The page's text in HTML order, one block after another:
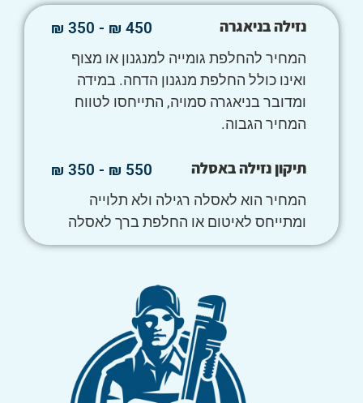
נזילה בניאגרה 450 ₪ - 350 ₪
המחיר להחלפת גומייה למנגנון או מצוף
ואינו כולל החלפת מנגנון הדחה. במידה
ומדובר בניאגרה סמויה, התייחסו לטווח
המחיר הגבוה.
תיקון נזילה באסלה 550 ₪ - 350 ₪
המחיר הוא לאסלה רגילה ולא תלוייה
ומתייחס לאיטום או החלפת ברך לאסלה